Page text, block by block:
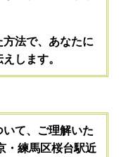
法で、あなたに
します。
て、ご理解いた
・練馬区桜台駅近